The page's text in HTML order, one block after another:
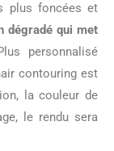
plus foncées et
dégradé qui met
personnalisé
contouring est
la couleur de
le rendu sera